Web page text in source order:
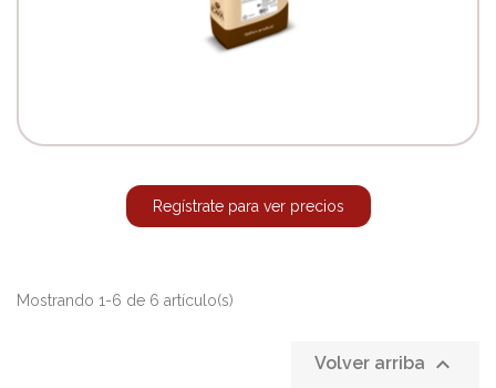
Regístrate para ver precios
Mostrando 1-6 de 6 artículo(s)
Volver arriba 